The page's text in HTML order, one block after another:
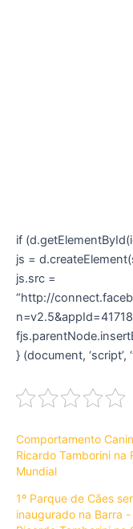
if
js =
js.src =
“http://
} (document, ‘script’,
Comportamento
Ricardo Tamborini na
Mundial
1º Parque de Cães
inaugurado na Barra -